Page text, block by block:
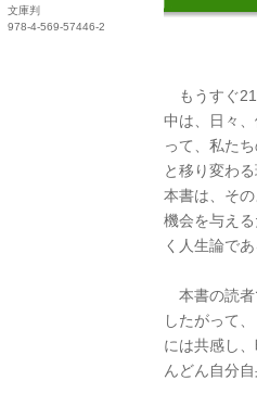
文庫判
978-4-569-57446-2
もうすぐ
中は、日々
って、私た
と移り変わ
本書は、そ
機会を与え
く人生論であ
本書の読者
したがって
には共感し
んどん自分